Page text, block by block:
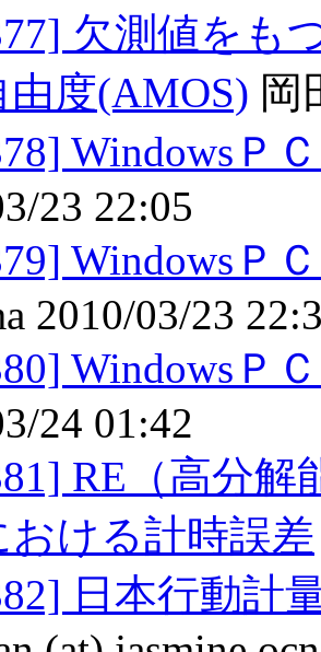
欠測値をも
由度(AMOS) 岡
WindowsＰ
23 22:05
WindowsＰ
2010/03/23
WindowsＰ
24 01:42
RE（高分解
おける計時誤差
日本行動計